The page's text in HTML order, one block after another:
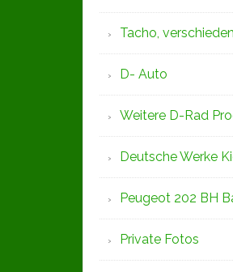
Tacho,
D- Auto
Weitere D-Rad
Deutsche Werke
Peugeot 202 BH
Private Fotos